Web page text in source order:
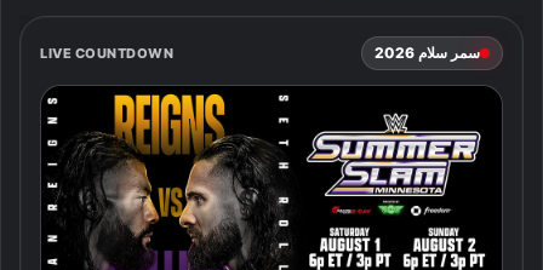
سمر سلام 2026 LIVE COUNTDOWN